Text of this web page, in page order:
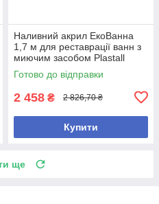
Наливний акрил ЕкоВанна
1,7 м для реставрації ванн з
миючим засобом Plastall
Готово до відправки
2 458 ₴ 2 826,70 ₴
Купити
ще